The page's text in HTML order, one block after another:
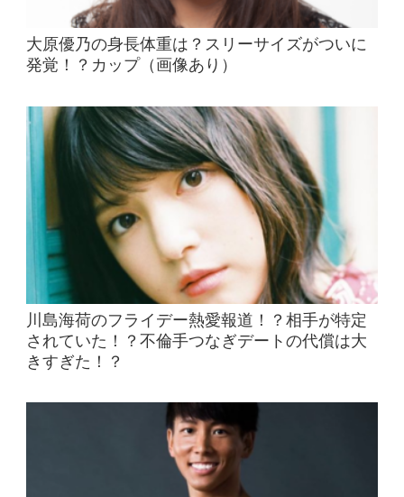
大原優乃の身長体重は？スリーサイズがついに
発覚！？カップ（画像あり）
川島海荷のフライデー熱愛報道！？相手が特定
されていた！？不倫手つなぎデートの代償は大
きすぎた！？